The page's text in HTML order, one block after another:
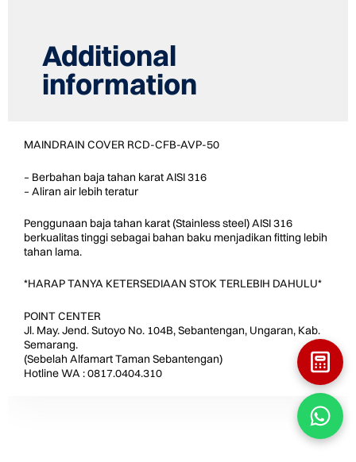
Additional
information
MAINDRAIN COVER RCD-CFB-AVP-50
– Berbahan baja tahan karat AISI 316
– Aliran air lebih teratur
Penggunaan baja tahan karat (Stainless steel) AISI 316
berkualitas tinggi sebagai bahan baku menjadikan fitting lebih
tahan lama.
*HARAP TANYA KETERSEDIAAN STOK TERLEBIH DAHULU*
POINT CENTER
Jl. May. Jend. Sutoyo No. 104B, Sebantengan, Ungaran, Kab.
Semarang.
(Sebelah Alfamart Taman Sebantengan)
Hotline WA : 0817.0404.310